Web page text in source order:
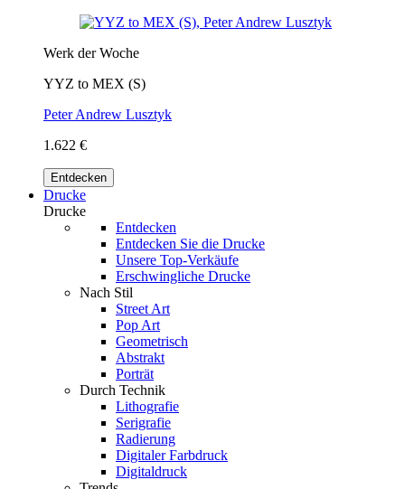
Werk der Woche
YYZ to MEX (S)
Peter Andrew Lusztyk
1.622 €
Entdecken
Drucke
Drucke
Entdecken
Entdecken Sie die Drucke
Unsere Top-Verkäufe
Erschwingliche Drucke
Nach Stil
Street Art
Pop Art
Geometrisch
Abstrakt
Porträt
Durch Technik
Lithografie
Serigrafie
Radierung
Digitaler Farbdruck
Digitaldruck